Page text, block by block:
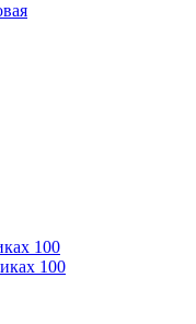
100
100